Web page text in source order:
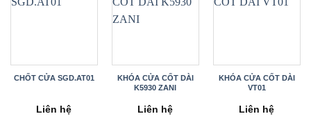
CHỐT CỬA SGD.AT01
Liên hệ
KHÓA CỬA CỐT DÀI
K5930 ZANI
Liên hệ
KHÓA CỬA CỐT DÀI
VT01
Liên hệ